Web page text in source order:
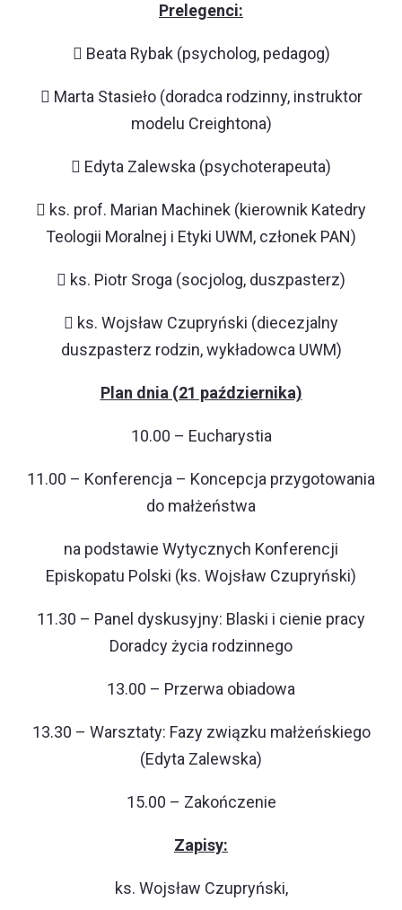
Prelegenci:
 Beata Rybak (psycholog, pedagog)
 Marta Stasieło (doradca rodzinny, instruktor
modelu Creightona)
 Edyta Zalewska (psychoterapeuta)
 ks. prof. Marian Machinek (kierownik Katedry
Teologii Moralnej i Etyki UWM, członek PAN)
 ks. Piotr Sroga (socjolog, duszpasterz)
 ks. Wojsław Czupryński (diecezjalny
duszpasterz rodzin, wykładowca UWM)
Plan dnia (21 października)
10.00 – Eucharystia
11.00 – Konferencja – Koncepcja przygotowania
do małżeństwa
na podstawie Wytycznych Konferencji
Episkopatu Polski (ks. Wojsław Czupryński)
11.30 – Panel dyskusyjny: Blaski i cienie pracy
Doradcy życia rodzinnego
13.00 – Przerwa obiadowa
13.30 – Warsztaty: Fazy związku małżeńskiego
(Edyta Zalewska)
15.00 – Zakończenie
Zapisy:
ks. Wojsław Czupryński,